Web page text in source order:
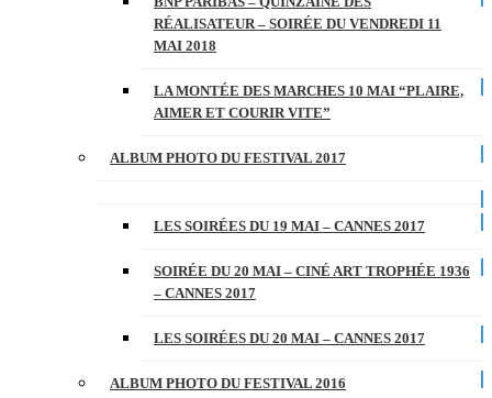
RÉALISATEUR – SOIRÉE DU VENDREDI 11
MAI 2018
LA MONTÉE DES MARCHES 10 MAI “PLAIRE,
AIMER ET COURIR VITE”
ALBUM PHOTO DU FESTIVAL 2017
LES SOIRÉES DU 19 MAI – CANNES 2017
SOIRÉE DU 20 MAI – CINÉ ART TROPHÉE 1936
– CANNES 2017
LES SOIRÉES DU 20 MAI – CANNES 2017
ALBUM PHOTO DU FESTIVAL 2016